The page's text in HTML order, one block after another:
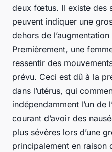
deux fœtus. Il existe des
peuvent indiquer une
dehors de
Premièrement, une
ressentir des
prévu. Ceci est dû à la
dans l’utérus, qui
indépendamment l’un de
courant d’avoir des
plus sévères lors d’une
principalement en raison